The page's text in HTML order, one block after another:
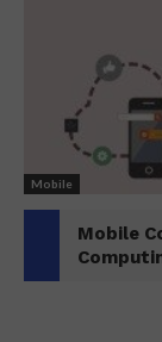
Mobile
Mobile